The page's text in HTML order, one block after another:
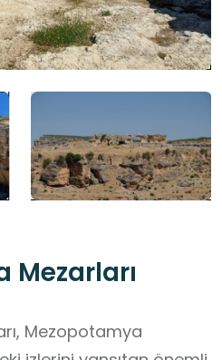
Mezarları
Mezopotamya